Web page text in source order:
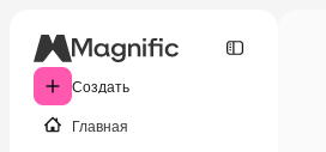
Создать
Главная